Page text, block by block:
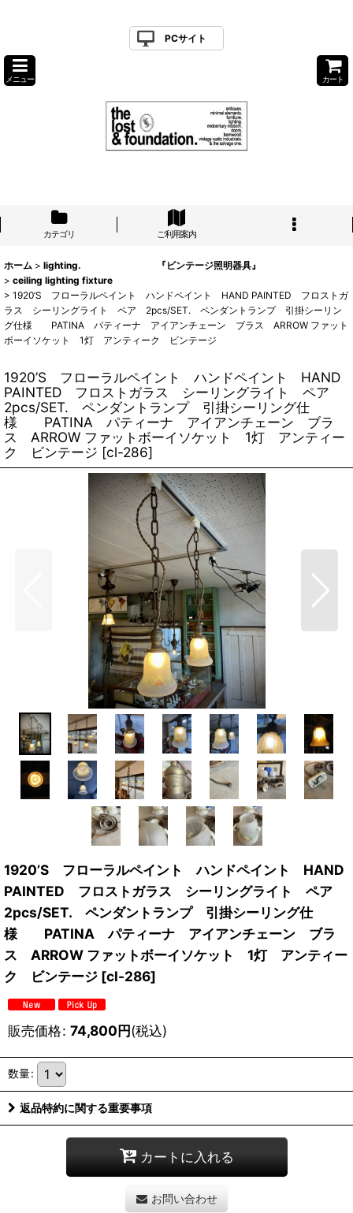
PCサイト
メニュー カート
カテゴリ ご利用案内
ホーム > lighting. 『ビンテージ照明器具』
> ceiling lighting fixture
> 1920’S フローラルペイント ハンドペイント HAND PAINTED フロストガ
ラス シーリングライト ペア 2pcs/SET. ペンダントランプ 引掛シーリン
グ仕様 PATINA パティーナ アイアンチェーン ブラス ARROW ファット
ボーイソケット 1灯 アンティーク ビンテージ
1920’S フローラルペイント ハンドペイント HAND
PAINTED フロストガラス シーリングライト ペア
2pcs/SET. ペンダントランプ 引掛シーリング仕
様 PATINA パティーナ アイアンチェーン ブラ
ス ARROW ファットボーイソケット 1灯 アンティー
ク ビンテージ [cl-286]
1920’S フローラルペイント ハンドペイント HAND
PAINTED フロストガラス シーリングライト ペア
2pcs/SET. ペンダントランプ 引掛シーリング仕
様 PATINA パティーナ アイアンチェーン ブラ
ス ARROW ファットボーイソケット 1灯 アンティー
ク ビンテージ [cl-286]
販売価格: 74,800円(税込)
数量:
返品特約に関する重要事項
カートに入れる
お問い合わせ